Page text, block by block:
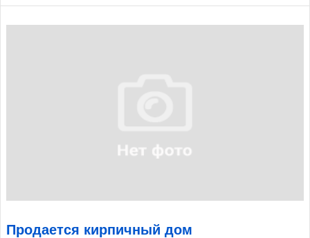
Продается кирпичный дом